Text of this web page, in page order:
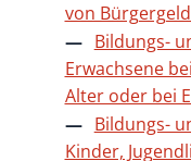
von
Bildungs-
Erwachsene
Alter oder bei
Bildungs-
Kinder,